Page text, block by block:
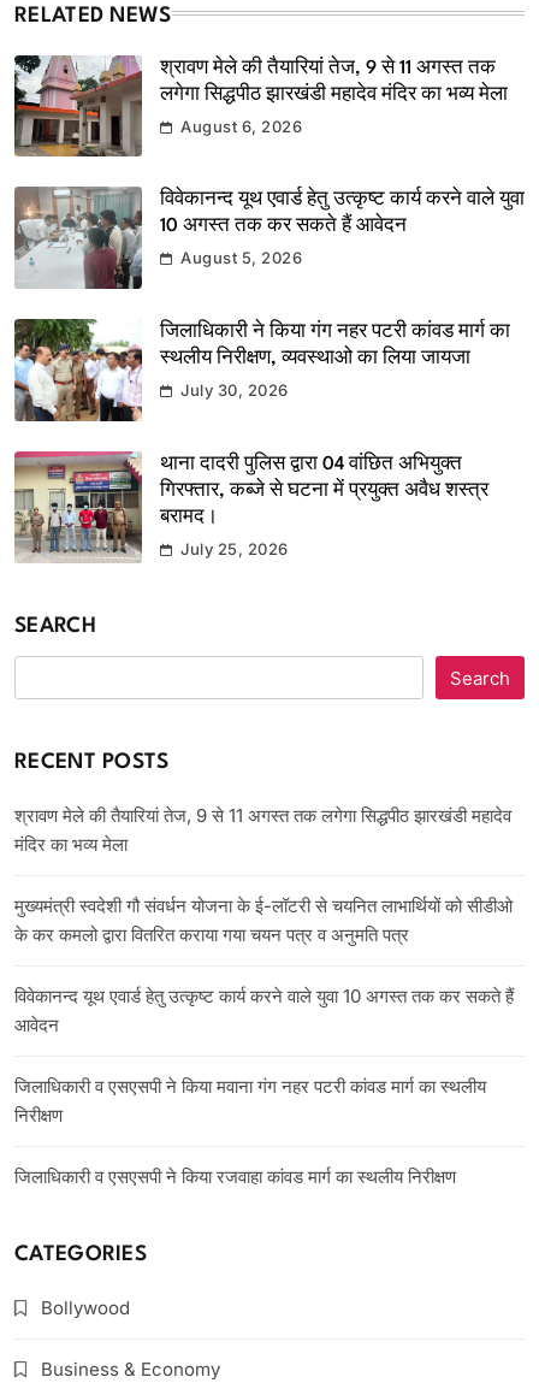
RELATED NEWS
श्रावण मेले की तैयारियां तेज, 9 से 11 अगस्त तक
लगेगा सिद्धपीठ झारखंडी महादेव मंदिर का भव्य मेला
August 6, 2026
विवेकानन्द यूथ एवार्ड हेतु उत्कृष्ट कार्य करने वाले युवा
10 अगस्त तक कर सकते हैं आवेदन
August 5, 2026
जिलाधिकारी ने किया गंग नहर पटरी कांवड मार्ग का
स्थलीय निरीक्षण, व्यवस्थाओ का लिया जायजा
July 30, 2026
थाना दादरी पुलिस द्वारा 04 वांछित अभियुक्त
गिरफ्तार, कब्जे से घटना में प्रयुक्त अवैध शस्त्र
बरामद।
July 25, 2026
SEARCH
Search
RECENT POSTS
श्रावण मेले की तैयारियां तेज, 9 से 11 अगस्त तक लगेगा सिद्धपीठ झारखंडी महादेव
मंदिर का भव्य मेला
मुख्यमंत्री स्वदेशी गौ संवर्धन योजना के ई-लॉटरी से चयनित लाभार्थियों को सीडीओ
के कर कमलो द्वारा वितरित कराया गया चयन पत्र व अनुमति पत्र
विवेकानन्द यूथ एवार्ड हेतु उत्कृष्ट कार्य करने वाले युवा 10 अगस्त तक कर सकते हैं
आवेदन
जिलाधिकारी व एसएसपी ने किया मवाना गंग नहर पटरी कांवड मार्ग का स्थलीय
निरीक्षण
जिलाधिकारी व एसएसपी ने किया रजवाहा कांवड मार्ग का स्थलीय निरीक्षण
CATEGORIES
Bollywood
Business & Economy